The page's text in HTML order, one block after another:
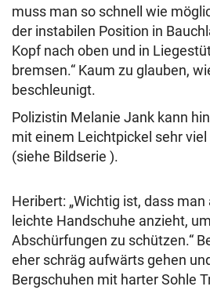
muss man so schnell wie
der instabilen Position in
Kopf nach oben und in
bremsen.“ Kaum zu glauben,
beschleunigt.
Polizistin Melanie Jank kann
mit einem Leichtpickel sehr
(siehe Bildserie ).
Heribert: „Wichtig ist, dass
leichte Handschuhe anzieht,
Abschürfungen zu schützen.“
eher schräg aufwärts gehen
Bergschuhen mit harter Sohle